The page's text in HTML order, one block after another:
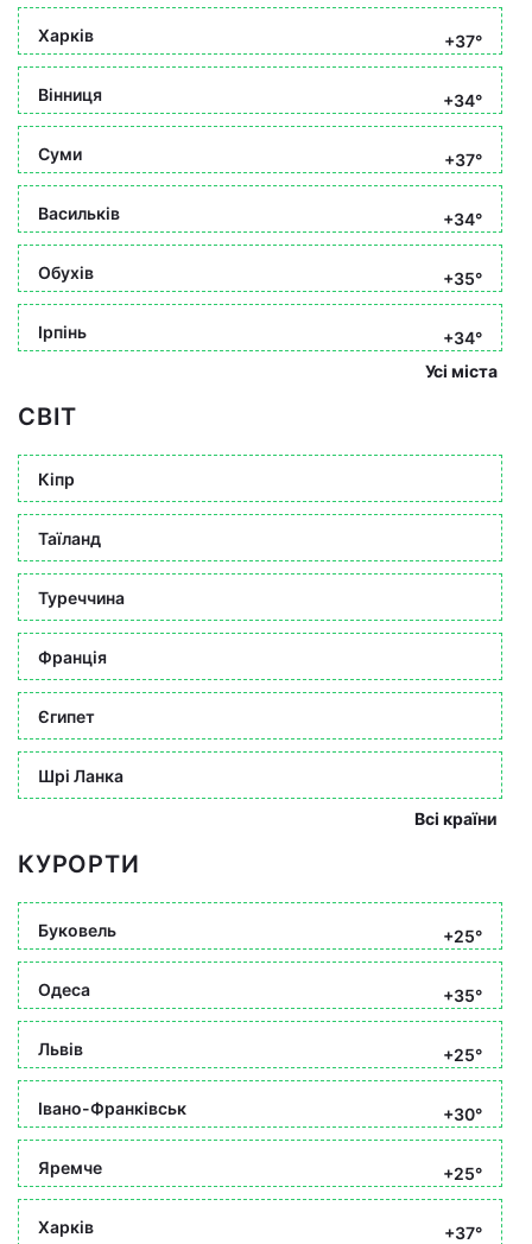
Харків +37°
Вінниця +34°
Суми +37°
Васильків +34°
Обухів +35°
Ірпінь
+34°
Усі міста
СВІТ
Кіпр
Таїланд
Туреччина
Франція
Єгипет
Шрі Ланка
Всі країни
КУРОРТИ
Буковель +25°
Одеса +35°
Львів +25°
Івано-Франківськ +30°
Яремче +25°
Харків
+37°